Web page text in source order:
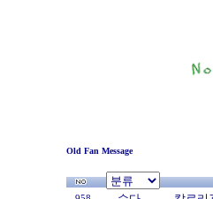
Old Fan Message